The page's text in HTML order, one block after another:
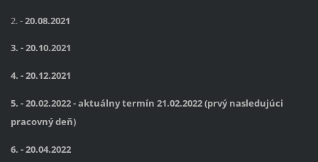
2. -20.08.2021
3. - 20.10.2021
4. - 20.12.2021
5. - 20.02.2022 -aktuálny termín 21.02.2022 (prvý nasledujúci
pracovný deň)
6. - 20.04.2022